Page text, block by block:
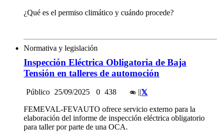
¿Qué es el permiso climático y cuándo procede?
Normativa y legislación
Inspección Eléctrica Obligatoria de Baja
Tensión en talleres de automoción
Público 25/09/2025 0 438 ||
FEMEVAL-FEVAUTO ofrece servicio externo para la
elaboración del informe de inspección eléctrica obligatorio
para taller por parte de una OCA.